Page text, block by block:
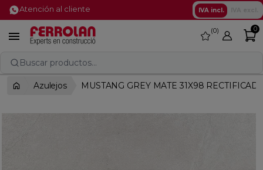
Atención al cliente IVA incl.
 favorite
0 0
Buscar productos...
Azulejos MUSTANG GREY MATE 31X98